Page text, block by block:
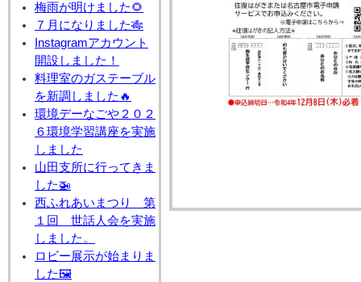
梅雨が明けました🌻
７月になりました🎋
Instagramアカウント
開設しました！
料理室のガステーブル
を新調しました🔥
環境デーなごや２０２
６環境学習講座を実施
しました
山田支所に行ってきま
した🚁
西ふれあいまつり 第
１回 世話人会を実施
しました。
ロビー展示が始まりま
した🖼